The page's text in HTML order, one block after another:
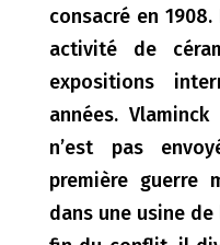
consacré en
activité de
expositions
années.
n’est pas
première guerre
dans une usine